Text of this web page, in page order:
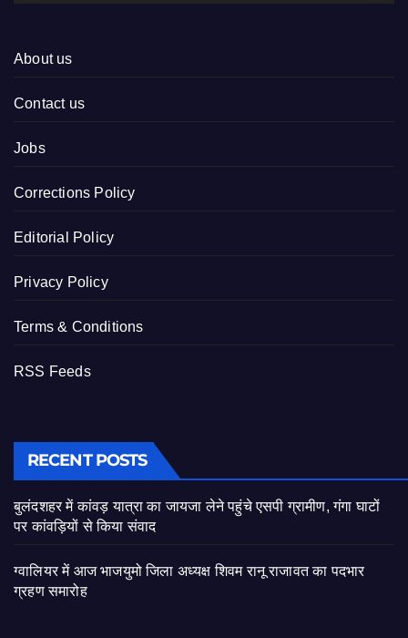
About us
Contact us
Jobs
Corrections Policy
Editorial Policy
Privacy Policy
Terms & Conditions
RSS Feeds
RECENT POSTS
बुलंदशहर में कांवड़ यात्रा का जायजा लेने पहुंचे एसपी ग्रामीण, गंगा घाटों
पर कांवड़ियों से किया संवाद
ग्वालियर में आज भाजयुमो जिला अध्यक्ष शिवम रानू राजावत का पदभार
ग्रहण समारोह